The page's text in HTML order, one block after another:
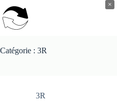
au
contenu
Catégorie : 3R
3R
×